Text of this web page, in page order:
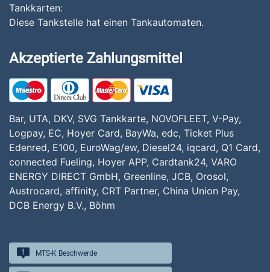
Tankkarten:
Diese Tankstelle hat einen Tankautomaten.
Akzeptierte Zahlungsmittel
Bar, UTA, DKV, SVG Tankkarte, NOVOFLEET, V-Pay,
Logpay, EC, Hoyer Card, BayWa, edc, Ticket Plus
Edenred, E100, EuroWag/ew, Diesel24, iqcard, Q1 Card,
connected Fueling, Hoyer APP, Cardtank24, VARO
ENERGY DIRECT GmbH, Greenline, JCB, Orosol,
Austrocard, affinity, CRT Partner, China Union Pay,
DCB Energy B.V., Böhm
MTS-K Beschwerde